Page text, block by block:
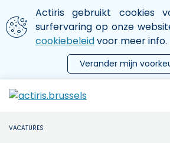
Aller au contenu principal
We gebruiken cookies
Actiris gebruikt cookies
surfervaring op onze
cookiebeleidvoor meer info.
Verander mijn
le menu
VACATURES